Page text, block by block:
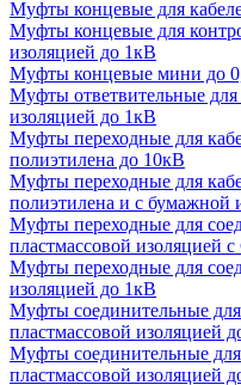
Муфты концевые для
Муфты концевые для
изоляцией до 1кВ
Муфты концевые мини до
Муфты ответвительные для
изоляцией до 1кВ
Муфты переходные для
полиэтилена до 10кВ
Муфты переходные для
полиэтилена и с бумажной
Муфты переходные для
пластмассовой изоляцией
Муфты переходные для
изоляцией до 1кВ
Муфты соединительные
пластмассовой изоляцией
Муфты соединительные
пластмассовой изоляцией